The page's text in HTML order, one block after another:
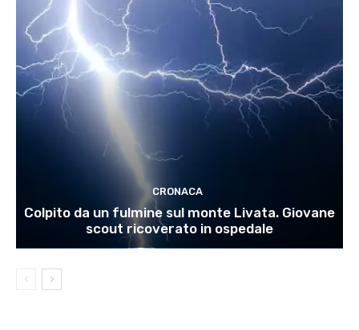
CRONACA
Colpito da un fulmine sul monte Livata. Giovane
scout ricoverato in ospedale